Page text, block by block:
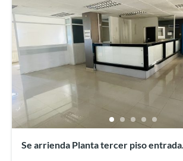
Se arrienda Planta tercer piso entrada